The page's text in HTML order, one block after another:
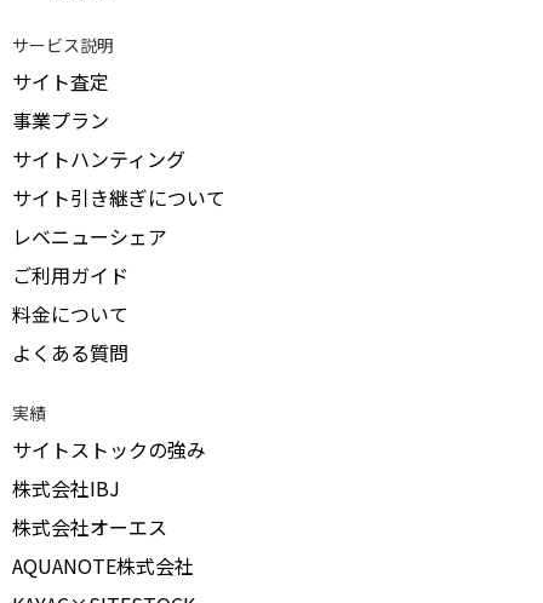
サービス説明
サイト査定
事業プラン
サイトハンティング
サイト引き継ぎについて
レベニューシェア
ご利用ガイド
料金について
よくある質問
実績
サイトストックの強み
株式会社IBJ
株式会社オーエス
AQUANOTE株式会社